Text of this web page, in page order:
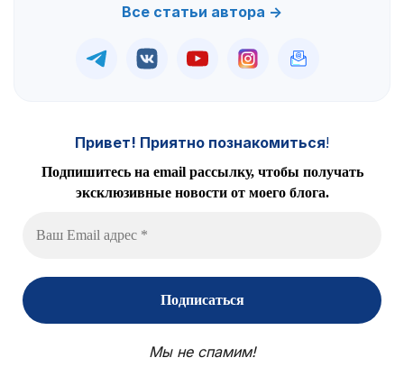
Все статьи автора →
Привет! Приятно познакомиться!
Подпишитесь на email рассылку, чтобы получать
эксклюзивные новости от моего блога.
Мы не спамим!